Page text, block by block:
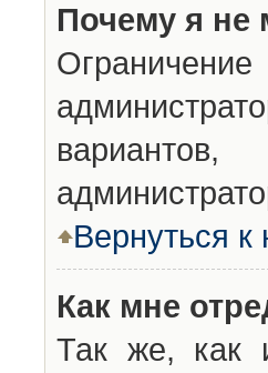
Почему я не
Вернуться к
Как мне
Так же, как